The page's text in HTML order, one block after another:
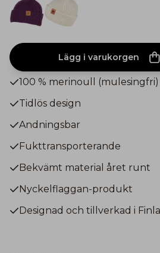
Lägg i varukorgen
100 % merinoull (mulesingfri)
Tidlös design
Andningsbar
Fukttransporterande
Bekvämt material året runt
Nyckelflaggan-produkt
Designad och tillverkad i